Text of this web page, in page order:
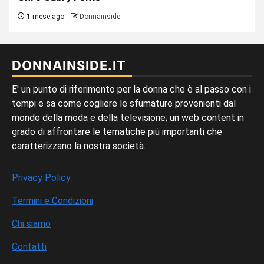
1 mese ago Donnainside
DONNAINSIDE.IT
E' un punto di riferimento per la donna che è al passo con i
tempi e sa come cogliere le sfumature provenienti dal
mondo della moda e della televisione; un web content in
grado di affrontare le tematiche più importanti che
caratterizzano la nostra società.
Privacy Policy
Termini e Condizioni
Chi siamo
Contatti